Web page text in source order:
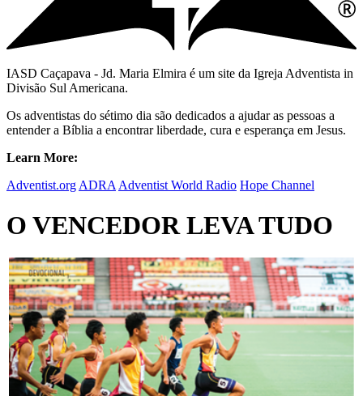
IASD Caçapava - Jd. Maria Elmira é um site da Igreja Adventista in
Divisão Sul Americana.
Os adventistas do sétimo dia são dedicados a ajudar as pessoas a
entender a Bíblia a encontrar liberdade, cura e esperança em Jesus.
Learn More:
Adventist.org ADRA Adventist World Radio Hope Channel
O VENCEDOR LEVA TUDO